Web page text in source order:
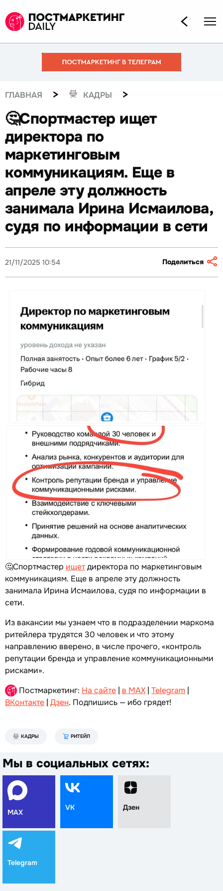
ГЛАВНАЯ > КАДРЫ >
🤔Спортмастер ищет
директора по
маркетинговым
коммуникациям. Еще в
апреле эту должность
занимала Ирина Исмаилова,
судя по информации в сети
21/11/2025 10:54 Поделиться
🤔Спортмастер ищетдиректора по маркетинговым
коммуникациям. Еще в апреле эту должность
занимала Ирина Исмаилова, судя по информации в
сети.
Из вакансии мы узнаем что в подразделении маркома
ритейлера трудятся 30 человек и что этому
направлению вверено, в числе прочего, «контроль
репутации бренда и управление коммуникационными
рисками».
Постмаркетинг: На сайте | в MAX | Telegram |
ВКонтакте | Дзен. Подпишись — ибо грядет!
КАДРЫ РИТЕЙЛ
Мы в социальных сетях:
MAX
VK Дзен
Telegram